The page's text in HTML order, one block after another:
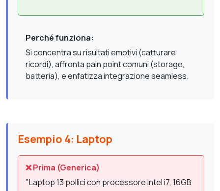
Perché funziona:
Si concentra su risultati emotivi (catturare
ricordi), affronta pain point comuni (storage,
batteria), e enfatizza integrazione seamless.
Esempio 4: Laptop
❌ Prima (Generica)
"Laptop 13 pollici con processore Intel i7, 16GB